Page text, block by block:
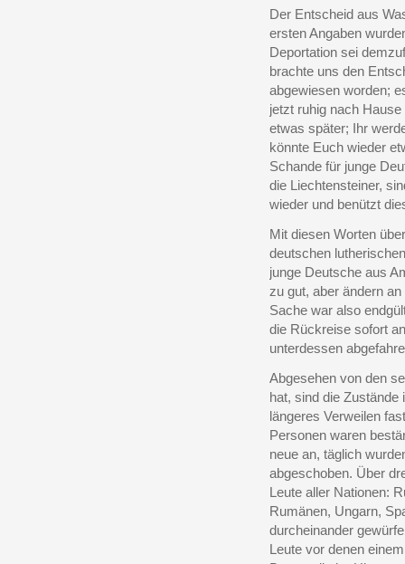
Der Entscheid aus
ersten Angaben
Deportation sei
brachte uns den
abgewiesen worden;
jetzt ruhig nach
etwas später; Ihr
könnte Euch wieder
Schande für junge
die Liechtensteiner,
wieder und benützt
Mit diesen Worten
deutschen
junge Deutsche aus
zu gut, aber ändern
Sache war also
die Rückreise sofort
unterdessen
Abgesehen von den
hat, sind die Zustände
längeres Verweilen
Personen waren
neue an, täglich
abgeschoben. Über
Leute aller Nationen:
Rumänen, Ungarn,
durcheinander
Leute vor denen